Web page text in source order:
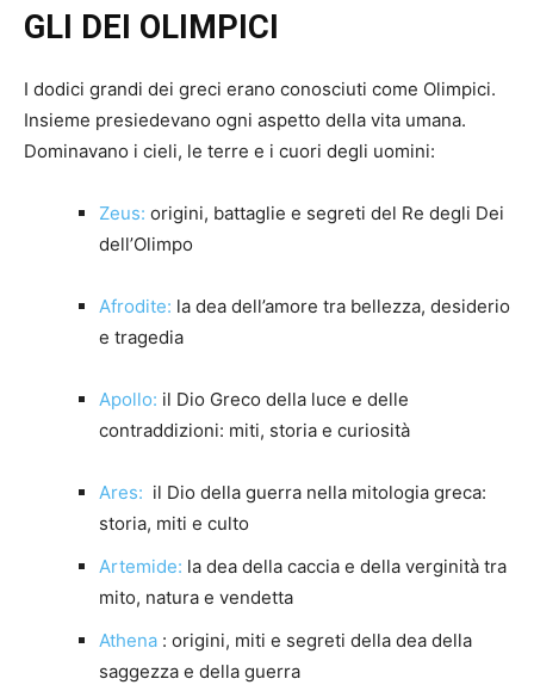
GLI DEI OLIMPICI
I dodici grandi dei greci erano conosciuti come Olimpici.
Insieme presiedevano ogni aspetto della vita umana.
Dominavano i cieli, le terre e i cuori degli uomini:
Zeus: origini, battaglie e segreti del Re degli Dei
dell’Olimpo
Afrodite: la dea dell’amore tra bellezza, desiderio
e tragedia
Apollo: il Dio Greco della luce e delle
contraddizioni: miti, storia e curiosità
Ares: il Dio della guerra nella mitologia greca:
storia, miti e culto
Artemide: la dea della caccia e della verginità tra
mito, natura e vendetta
Athena : origini, miti e segreti della dea della
saggezza e della guerra